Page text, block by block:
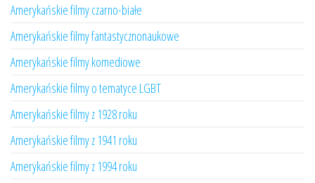
Amerykańskie filmy czarno-białe
Amerykańskie filmy fantastycznonaukowe
Amerykańskie filmy komediowe
Amerykańskie filmy o tematyce LGBT
Amerykańskie filmy z 1928 roku
Amerykańskie filmy z 1941 roku
Amerykańskie filmy z 1994 roku